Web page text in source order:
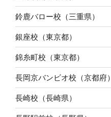
鈴鹿バロー校（三重県）
銀座校（東京都）
錦糸町校（東京都）
長岡京バンビオ校（京都府）
長崎校（長崎県）